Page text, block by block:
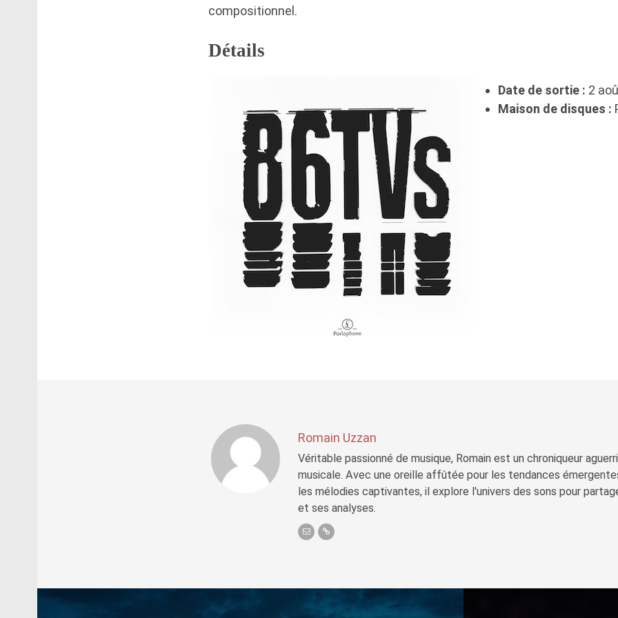
compositionnel.
Détails
Date de sortie : 2
Maison de disques :
Romain Uzzan
Véritable passionné de musique, Romain est un chroniqueur
musicale. Avec une oreille affûtée pour les tendances
les mélodies captivantes, il explore l'univers des sons pour
et ses analyses.
Post